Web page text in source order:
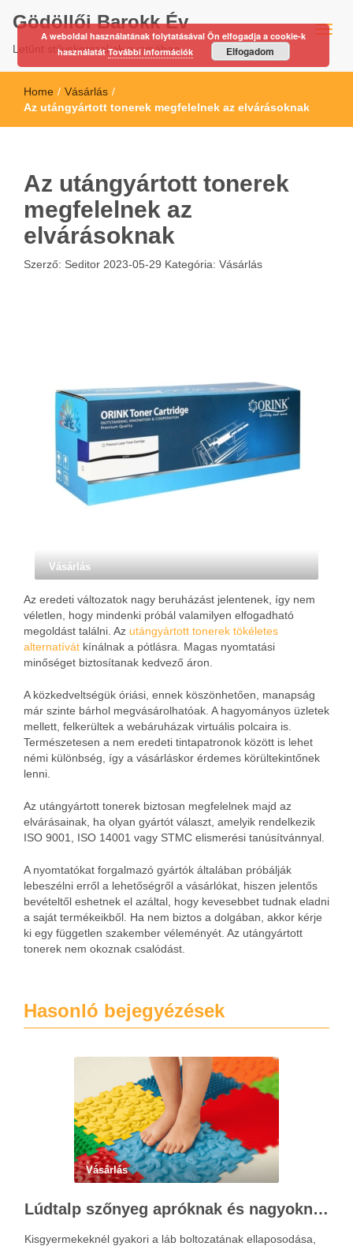
Gödöllői Barokk Év
Letűnt stíluskorszakok nyomában…
Home / Vásárlás /
Az utángyártott tonerek megfelelnek az elvárásoknak
Az utángyártott tonerek
megfelelnek az
elvárásoknak
Szerző: Seditor 2023-05-29 Kategória: Vásárlás
Vásárlás
Az eredeti változatok nagy beruházást jelentenek, így nem
véletlen, hogy mindenki próbál valamilyen elfogadható
megoldást találni. Az utángyártott tonerek tökéletes
alternatívát kínálnak a pótlásra. Magas nyomtatási
minőséget biztosítanak kedvező áron.
A közkedveltségük óriási, ennek köszönhetően, manapság
már szinte bárhol megvásárolhatóak. A hagyományos üzletek
mellett, felkerültek a webáruházak virtuális polcaira is.
Természetesen a nem eredeti tintapatronok között is lehet
némi különbség, így a vásárláskor érdemes körültekintőnek
lenni.
Az utángyártott tonerek biztosan megfelelnek majd az
elvárásainak, ha olyan gyártót választ, amelyik rendelkezik
ISO 9001, ISO 14001 vagy STMC elismerési tanúsítvánnyal.
A nyomtatókat forgalmazó gyártók általában próbálják
lebeszélni erről a lehetőségről a vásárlókat, hiszen jelentős
bevételtől eshetnek el azáltal, hogy kevesebbet tudnak eladni
a saját termékeikből. Ha nem biztos a dolgában, akkor kérje
ki egy független szakember véleményét. Az utángyártott
tonerek nem okoznak csalódást.
Hasonló bejegyézések
Vásárlás
Lúdtalp szőnyeg apróknak és nagyoknak
Kisgyermekeknél gyakori a láb boltozatának ellaposodása,
A weboldal használatának folytatásával Ön elfogadja a cookie-k
használatátTovábbi információk Elfogadom